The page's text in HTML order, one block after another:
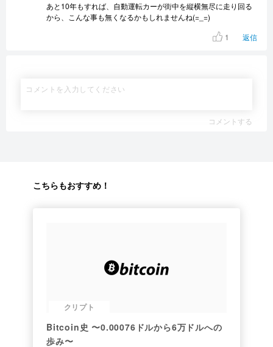
あと10年もすれば、自動運転カーが街中を縦横無尽に走り回る
から、こんな事も無くなるかもしれませんね(=_=)
1
返信
コメントする
こちらもおすすめ！
クリプト
Bitcoin史 〜0.00076ドルから6万ドルへの
歩み〜